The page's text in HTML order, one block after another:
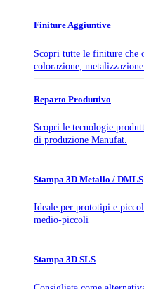
Finiture Aggiuntive
Scopri tutte le finiture che
colorazione,
Reparto Produttivo
Scopri le tecnologie
di produzione Manufat.
Stampa 3D Metallo / DMLS
Ideale per prototipi e
medio-piccoli
Stampa 3D SLS